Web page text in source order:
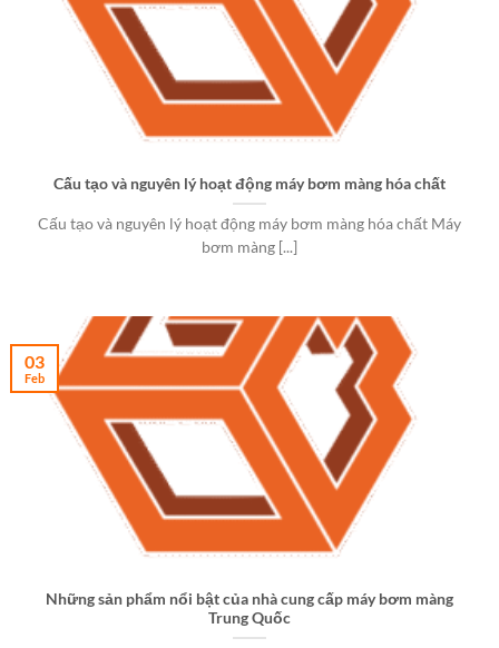
Cấu tạo và nguyên lý hoạt động máy bơm màng hóa chất
Cấu tạo và nguyên lý hoạt động máy bơm màng hóa chất Máy
bơm màng [...]
Những sản phẩm nổi bật của nhà cung cấp máy bơm màng
Trung Quốc
03
Feb